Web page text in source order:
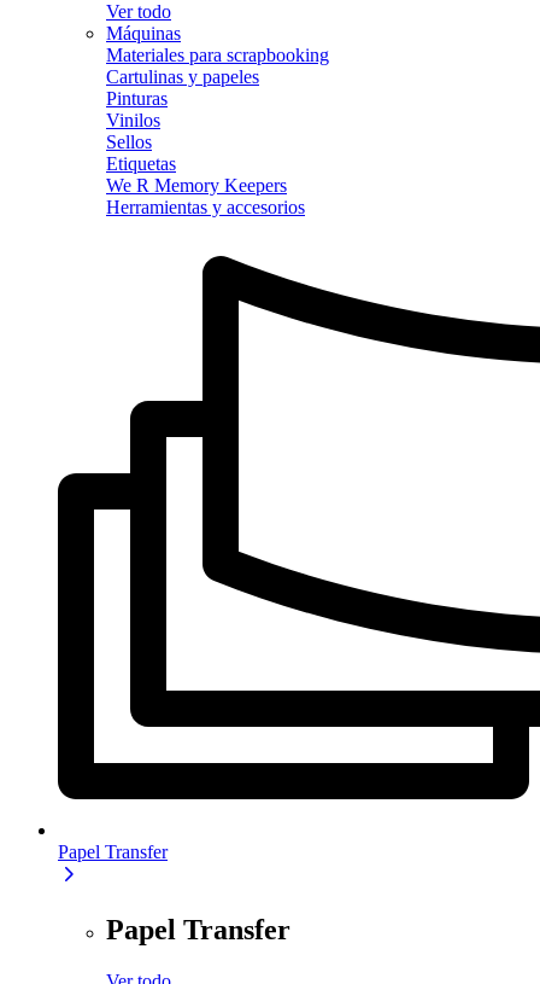
Ver todo
Máquinas
Materiales para scrapbooking
Cartulinas y papeles
Pinturas
Vinilos
Sellos
Etiquetas
We R Memory Keepers
Herramientas y accesorios
Papel Transfer
Papel Transfer